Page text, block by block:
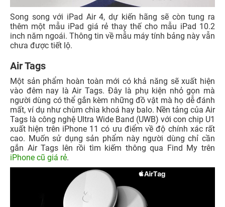
Song song với iPad Air 4, dự kiến hãng sẽ còn tung ra
thêm một mẫu iPad giá rẻ thay thế cho mẫu iPad 10.2
inch năm ngoái. Thông tin về mẫu máy tính bảng này vẫn
chưa được tiết lộ.
Air Tags
Một sản phẩm hoàn toàn mới có khả năng sẽ xuất hiện
vào đêm nay là Air Tags. Đây là phụ kiện nhỏ gọn mà
người dùng có thể gắn kèm những đồ vật mà họ dễ đánh
mất, ví dụ như chùm chìa khoá hay balo. Nền tảng của Air
Tags là công nghệ Ultra Wide Band (UWB) với con chip U1
xuất hiện trên iPhone 11 có ưu điểm về độ chính xác rất
cao. Muốn sử dụng sản phẩm này người dùng chỉ cần
gắn Air Tags lên rồi tìm kiếm thông qua Find My trên
iPhone cũ giá rẻ.